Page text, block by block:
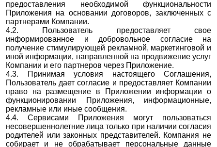
предоставления необходимой функциональности
Приложения на основании договоров, заключенных с
партнерами Компании.
4.2. Пользователь предоставляет свое
информированное и добровольное согласие на
получение стимулирующей рекламной, маркетинговой и
иной информации, направленной на продвижение услуг
Компании и его партнеров через Приложение.
4.3. Принимая условия настоящего Соглашения,
Пользователь дает согласие и предоставляет Компании
право на размещение в Приложении информации о
функционировании Приложения, информационные,
рекламные или иные сообщения.
4.4. Сервисами Приложения могут пользоваться
несовершеннолетние лица только при наличии согласия
родителей или законных представителей. Компания не
собирает и не обрабатывает персональные данные